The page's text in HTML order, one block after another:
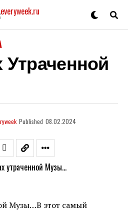
Published 08.02.2024
В этот самый